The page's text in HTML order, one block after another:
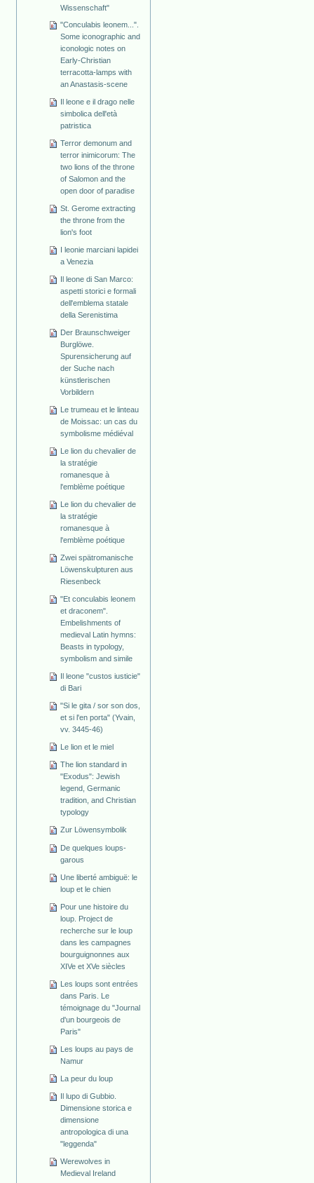
Wissenschaft"
"Conculabis leonem...".
Some iconographic and
iconologic notes on
Early-Christian
terracotta-lamps with
an Anastasis-scene
Il leone e il drago nelle
simbolica dell'età
patristica
Terror demonum and
terror inimicorum: The
two lions of the throne
of Salomon and the
open door of paradise
St. Gerome extracting
the throne from the
lion's foot
I leonie marciani lapidei
a Venezia
Il leone di San Marco:
aspetti storici e formali
dell'emblema statale
della Serenistima
Der Braunschweiger
Burglöwe.
Spurensicherung auf
der Suche nach
künstlerischen
Vorbildern
Le trumeau et le linteau
de Moissac: un cas du
symbolisme médiéval
Le lion du chevalier de
la stratégie
romanesque à
l'emblème poétique
Le lion du chevalier de
la stratégie
romanesque à
l'emblème poétique
Zwei spätromanische
Löwenskulpturen aus
Riesenbeck
"Et conculabis leonem
et draconem".
Embelishments of
medieval Latin hymns:
Beasts in typology,
symbolism and simile
Il leone "custos iusticie"
di Bari
"Si le gita / sor son dos,
et si l'en porta" (Yvain,
vv. 3445-46)
Le lion et le miel
The lion standard in
"Exodus": Jewish
legend, Germanic
tradition, and Christian
typology
Zur Löwensymbolik
De quelques loups-
garous
Une liberté ambiguë: le
loup et le chien
Pour une histoire du
loup. Project de
recherche sur le loup
dans les campagnes
bourguignonnes aux
XIVe et XVe siècles
Les loups sont entrées
dans Paris. Le
témoignage du "Journal
d'un bourgeois de
Paris"
Les loups au pays de
Namur
La peur du loup
Il lupo di Gubbio.
Dimensione storica e
dimensione
antropologica di una
"leggenda"
Werewolves in
Medieval Ireland